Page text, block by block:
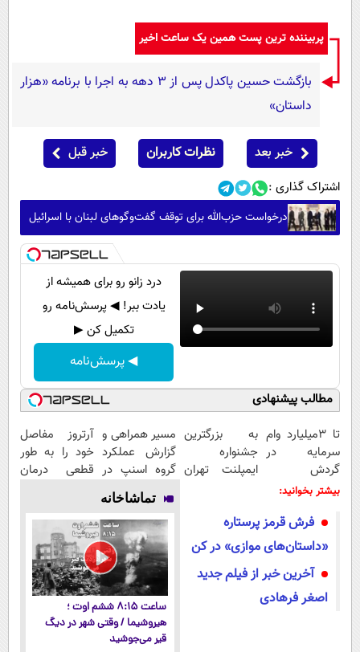
پربیننده ترین پست همین یک ساعت اخیر
بازگشت حسین پاکدل پس از ۳ دهه به اجرا با برنامه «هزار
داستان»
خبر بعد نظرات کاربران خبر قبل
اشتراک گذاری :
درخواست حزب‌الله برای توقف گفت‌وگوهای لبنان با اسرائیل
درد زانو رو برای همیشه از
یادت ببر! ◀ پرسش‌نامه رو
تکمیل کن ▶
◀ پرسش‌نامه
مطالب پیشنهادی
تا 3میلیارد وام
سرمایه در
گردش
فروشندگان =>
ثبت کن
به بزرگترین
جشنواره
ایمپلنت تهران
!
مسیر همراهی و
گزارش عملکرد
گروه اسنپ در
آرتروز مفاصل
خود را به طور
قطعی درمان
بیشتر بخوانید:
فرش قرمز پرستاره
«داستان‌های موازی» در کن
آخرین خبر از فیلم جدید
اصغر فرهادی
تماشاخانه
ساعت ۸:۱۵ ششم اوت ؛
هیروشیما / وقتی شهر در دیگ
قیر می‌جوشید